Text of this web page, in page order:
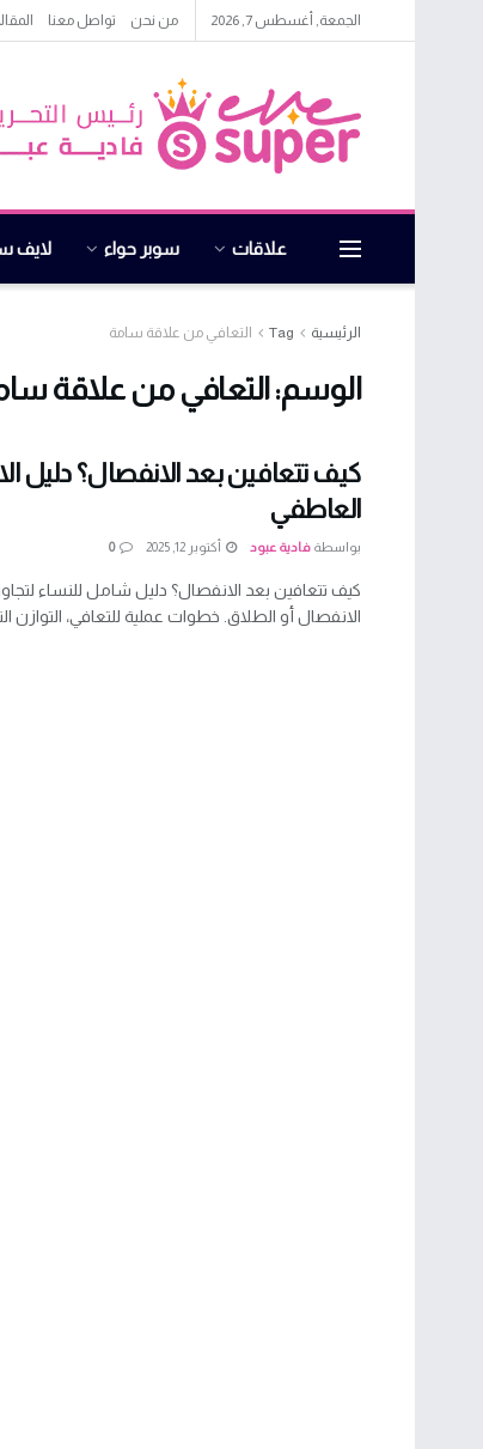
الجمعة, أغسطس 7, 2026 من نحن تواصل معنا
علاقات سوبر حواء لايف
الرئيسية Tag التعافي من علاقة سامة
الوسم: التعافي من علاقة
كيف تتعافين بعد الانفصال؟ دليل
العاطفي
بواسطة فادية عبود أكتوبر 12, 2025 0
كيف تتعافين بعد الانفصال؟ دليل شامل للنساء
الانفصال أو الطلاق. خطوات عملية للتعافي، التوازن